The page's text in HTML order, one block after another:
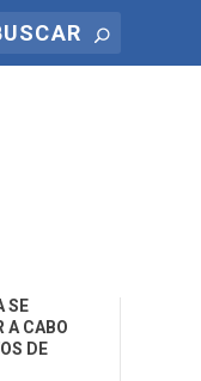
SE
A CABO
DE